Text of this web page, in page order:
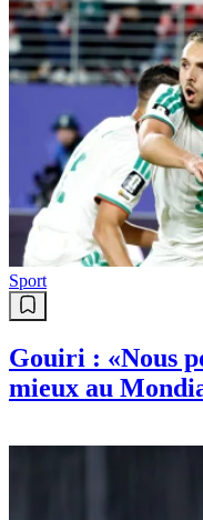
Sport
Gouiri : «Nous
mieux au